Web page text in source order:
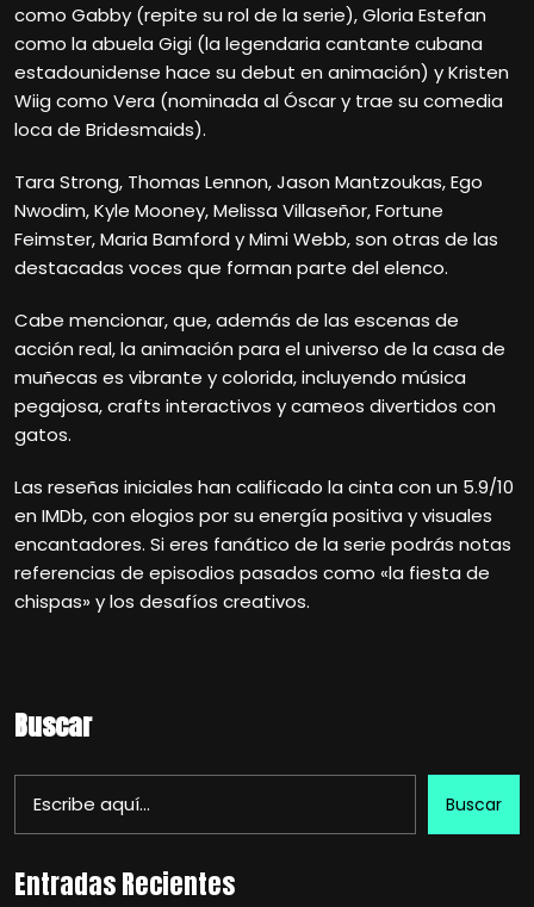
como Gabby (repite su rol de la serie), Gloria Estefan
como la abuela Gigi (la legendaria cantante cubana
estadounidense hace su debut en animación) y Kristen
Wiig como Vera (nominada al Óscar y trae su comedia
loca de Bridesmaids).
Tara Strong, Thomas Lennon, Jason Mantzoukas, Ego
Nwodim, Kyle Mooney, Melissa Villaseñor, Fortune
Feimster, Maria Bamford y Mimi Webb, son otras de las
destacadas voces que forman parte del elenco.
Cabe mencionar, que, además de las escenas de
acción real, la animación para el universo de la casa de
muñecas es vibrante y colorida, incluyendo música
pegajosa, crafts interactivos y cameos divertidos con
gatos.
Las reseñas iniciales han calificado la cinta con un 5.9/10
en IMDb, con elogios por su energía positiva y visuales
encantadores. Si eres fanático de la serie podrás notas
referencias de episodios pasados como «la fiesta de
chispas» y los desafíos creativos.
Buscar
Buscar
Entradas Recientes